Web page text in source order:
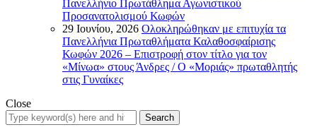
Πανελλήνιο Πρωτάθλημα Αγωνιστικού
Προσανατολισμού Κωφών
29 Ιουνίου, 2026 Ολοκληρώθηκαν με επιτυχία τα
Πανελλήνια Πρωταθλήματα Καλαθοσφαίρισης
Κωφών 2026 – Επιστροφή στον τίτλο για τον
«Μίνωα» στους Άνδρες / Ο «Μοριάς» πρωταθλητής
στις Γυναίκες
Close